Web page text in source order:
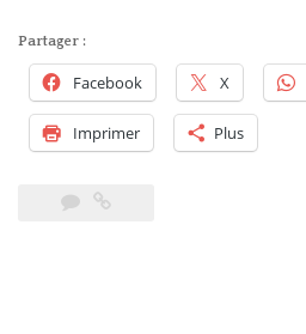
Partager :
Facebook X
Imprimer Plus